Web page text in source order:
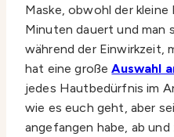
Maske, obwohl der
Minuten dauert und man
während der Einwirkzeit,
hat eine großeAuswahl
jedes Hautbedürfnis im
wie es euch geht, aber
angefangen habe, ab